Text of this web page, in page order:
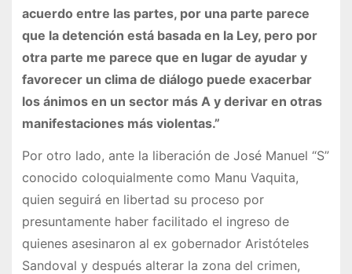
acuerdo entre las partes, por una parte parece
que la detención está basada en la Ley, pero por
otra parte me parece que en lugar de ayudar y
favorecer un clima de diálogo puede exacerbar
los ánimos en un sector más A y derivar en otras
manifestaciones más violentas.”
Por otro lado, ante la liberación de José Manuel “S”
conocido coloquialmente como Manu Vaquita,
quien seguirá en libertad su proceso por
presuntamente haber facilitado el ingreso de
quienes asesinaron al ex gobernador Aristóteles
Sandoval y después alterar la zona del crimen,